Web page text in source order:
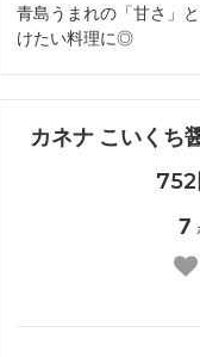
青島うまれの「甘さ」
けたい料理に◎
カネナ こいくち
7